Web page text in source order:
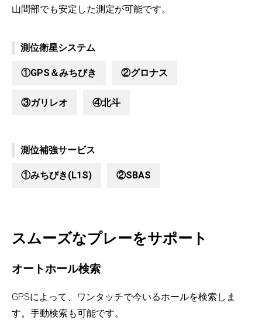
山間部でも安定した測定が可能です。
測位衛星システム
①GPS＆みちびき ②グロナス
③ガリレオ ④北斗
測位補強サービス
①みちびき(L1S) ②SBAS
スムーズなプレーをサポート
オートホール検索
GPSによって、ワンタッチで今いるホールを検索しま
す。手動検索も可能です。